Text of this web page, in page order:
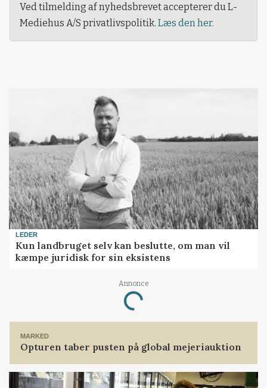
Ved tilmelding af nyhedsbrevet accepterer du L-
Mediehus A/S privatlivspolitik. Læs den her.
LEDER
Kun landbruget selv kan beslutte, om man vil
kæmpe juridisk for sin eksistens
Annonce
Loading...
MARKED
Opturen taber pusten på global mejeriauktion